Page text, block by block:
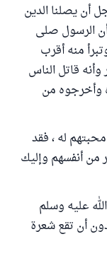
أن يصلنا الدين
الرسول صلى
منه أقرب
قاتل الناس
وأخرجوه من
له ، فقد
من أنفسهم وإليك
عليه وسلم
أن تقع شعرة